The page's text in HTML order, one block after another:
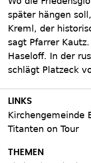
später hängen
Kreml, der
sagt Pfarrer
Haseloff. In der
schlägt Platzeck
Kirchengemeinde
Titanten on Tour